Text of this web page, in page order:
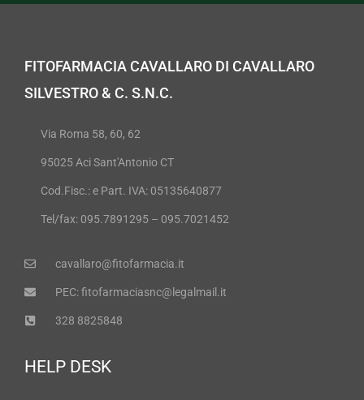
FITOFARMACIA CAVALLARO DI CAVALLARO
SILVESTRO & C. S.N.C.
Via Roma 58, 60, 62
95025 Aci Sant'Antonio CT
Cod.Fisc.: e Part. IVA: 05135640877
Tel/fax: 095.7891295 – 095.7021452
cavallaro@fitofarmacia.it
PEC: fitofarmaciasnc@legalmail.it
328 8825848
HELP DESK